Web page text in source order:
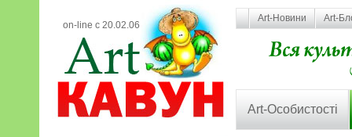
on-line с 20.02.06
Art-Новини Art-
Art-Особистості